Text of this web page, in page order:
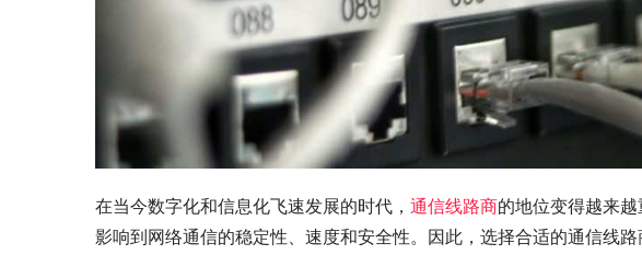
在当今数字化和信息化飞速发展的时代， 通信线路商的地位变得越来
影响到网络通信的稳定性、速度和安全性。因此，选择合适的通信线路